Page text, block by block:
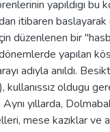
yapıldıgı bu
itibaren
düzenlenen bir
yapılan
adıyla anıldı.
oldugu
yıllarda,
mese kazıklar ve